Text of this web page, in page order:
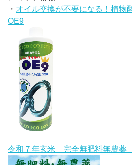
・ オイル交換が不要になる！植物
OE9
令和７年玄米 完全無肥料無農薬